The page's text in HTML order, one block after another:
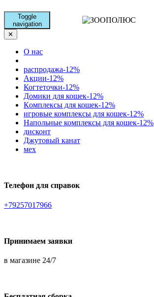
Toggle
navigation
✕
О нас
распродажа-12%
Акции-12%
Когтеточки-12%
Домики для кошек-12%
Кoмплексы для кошек-12%
игровые комплексы для кошек-12%
Напольные комплексы для кошек-12%
дисконт
Джутовый канат
мех
Телефон для справок
+79257017966
Принимаем заявки
в магазине 24/7